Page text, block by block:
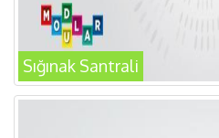
Sığınak Santrali